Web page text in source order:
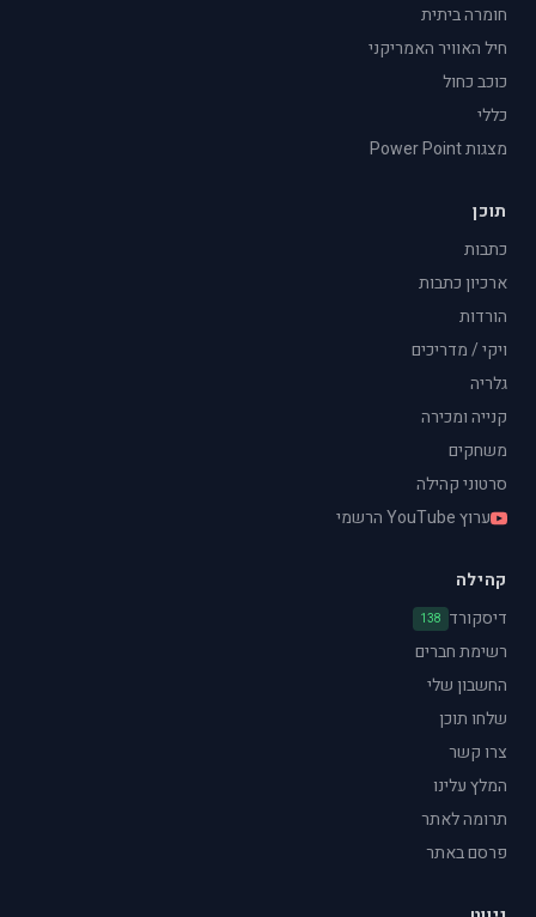
חומרה ביתית
חיל האוויר האמריקני
כוכב כחול
כללי
מצגות Power Point
תוכן
כתבות
ארכיון כתבות
הורדות
ויקי / מדריכים
גלריה
קנייה ומכירה
משחקים
סרטוני קהילה
ערוץ YouTube הרשמי
קהילה
דיסקורד 138
רשימת חברים
החשבון שלי
שלחו תוכן
צרו קשר
המלץ עלינו
תרומה לאתר
פרסם באתר